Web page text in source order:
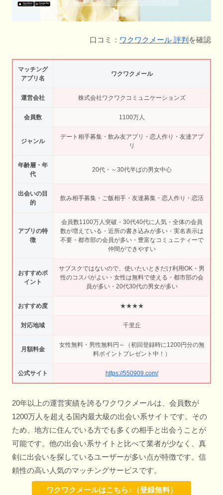
口コミ： ワクワクメール 評判 を確認
マッチング
アプリ名
ワクワクメール
運営会社 株式会社ワクワクコミュニケーションズ
会員数 1100万人
ジャンル
デート相手募集・飲み友アプリ・恋人作り・友達アプ
リ
年齢層・年
代
20代・～30代半ばの男女中心
出会いの目
的
飲み相手募集・ご飯相手・友達募集・恋人作り・恋活
アプリの特
徴
会員数1100万人突破・30代40代に人気・全体の会員
数が増えている・近所の書き込みが多い・実名表示は
不要・都市部の会員が多い・豊富なコミュニティーで
仲間ができやすい
おすすめポ
イント
サブスクではないので、使いたいときだけ利用OK・男
性のコスパがよい・女性は無料で使える・都市部の会
員が多い・20代30代の男女が多い
おすすめ度 ★★★★
対応地域 千里丘
月額料金
女性無料・男性無料円～（初回登録時に1200円分の無
料ポイントプレゼント中！）
公式サイト https://550909.com/
20年以上の運営実績を誇るワクワクメールは、会員数が
1200万人を超える国内最大級の出会い系サイトです。その
ため、地方に住んでいる方でも多くの相手と出会うことが
可能です。他の出会い系サイトと比べて業者が少なく、真
剣に出会いを探しているユーザーが多い点が特徴です。信
頼性の高い人気のマッチングサービスです。
ワクワクメールはこちら♪（登録無料）